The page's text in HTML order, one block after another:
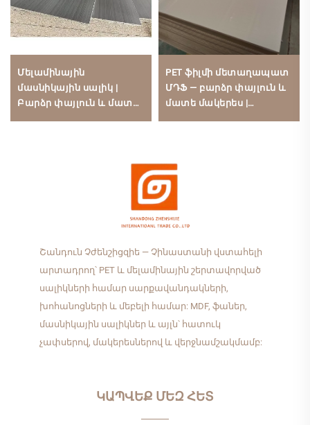
Մելամինային
մասնիկային սալիկ |
Բարձր փայլուն և մատե
PET ֆիլմի մետաղապատ
ՄԴՖ — բարձր փայլուն և
մատե մակերես |
Ֆորմալդեհիդազուրկ
խոհանոցի
պահեստարանների
համար
Շանդուն Չժենշիցզիե — Չինաստանի վստահելի
արտադրող՝ PET և մելամինային շերտավորված
սալիկների համար սարքավանդակների,
խոհանոցների և մեբելի համար: MDF, ֆաներ,
մասնիկային սալիկներ և այլն՝ հատուկ
չափսերով, մակերեսներով և վերջնամշակմամբ:
ԿԱՊՎԵՔ ՄԵԶ ՀԵՏ